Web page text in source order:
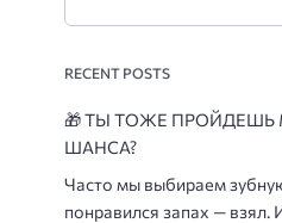
RECENT POSTS
🎁ТЫ ТОЖЕ ПРОЙДЕШЬ
ШАНСА?
Часто мы выбираем
понравился запах — взял.